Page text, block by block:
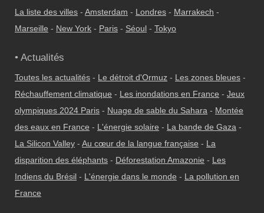
La liste des villes - Amsterdam - Londres - Marrakech -
Marseille - New York - Paris - Séoul - Tokyo
• Actualités
Toutes les actualités - Le détroit d'Ormuz - Les zones bleues -
Réchauffement climatique - Les inondations en France - Jeux
olympiques 2024 Paris - Nuage de sable du Sahara - Montée
des eaux en France - L'énergie solaire - La bande de Gaza -
La Silicon Valley - Au cœur de la langue française - La
disparition des éléphants - Déforestation Amazonie - Les
Indiens du Brésil - L'énergie dans le monde - La pollution en
France